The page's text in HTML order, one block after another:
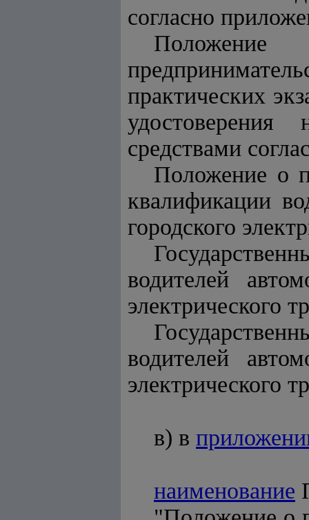
согласно
практических
удостоверения
средствами
Положение о
квалификации
городского
водителей
электрического
водителей
электрического
в) в
наименование